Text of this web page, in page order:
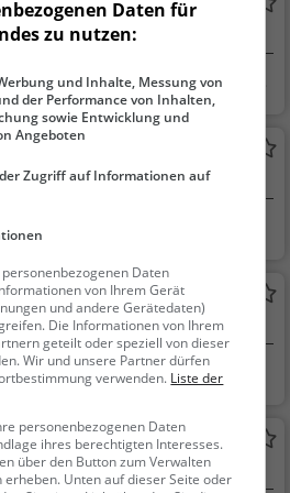
Restaurant in Schliengen
Restaurant, Deuts
ch, Mittagessen, Abe
ndessen, Europäisch
Löwenzahn
in Müllheim
ck / Teigwaren
Spital
Müllheim
Bar, Café, Restaur
s / Getränke, Kaffee /
Kuchen, Frühstück, G
ebäck / Teigwaren, A
Restaurant Stadthaus
in Müllheim
Daten für
zu nutzen:
und Inhalte, Messung von
der Performance von Inhalten,
sowie Entwicklung und
Angeboten
Zugriff auf Informationen auf
Daten
von Ihrem Gerät
und andere Gerätedaten)
Die Informationen von Ihrem
geteilt oder speziell von dieser
Wir und unsere Partner dürfen
verwenden. Liste der
personenbezogenen Daten
ihres berechtigten Interesses.
über den Button zum Verwalten
erheben. Unten auf dieser Seite oder